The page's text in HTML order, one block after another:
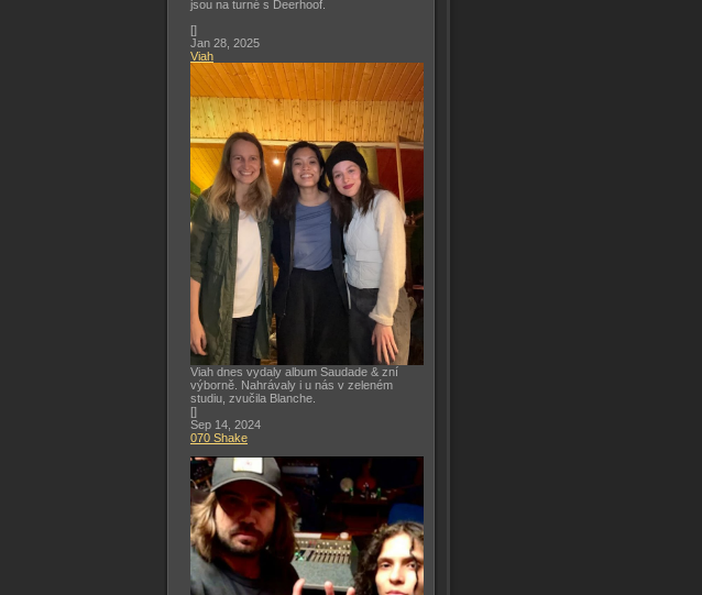
jsou na turné s Deerhoof.
[]
Jan 28, 2025
Viah
Viah dnes vydaly album Saudade & zní
výborně. Nahrávaly i u nás v zeleném
studiu, zvučila Blanche.
[]
Sep 14, 2024
070 Shake